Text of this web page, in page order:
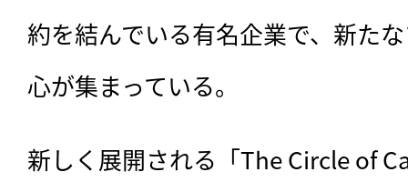
約を結んでいる有名企業で、新た
心が集まっている。
新しく展開される「The Circle of